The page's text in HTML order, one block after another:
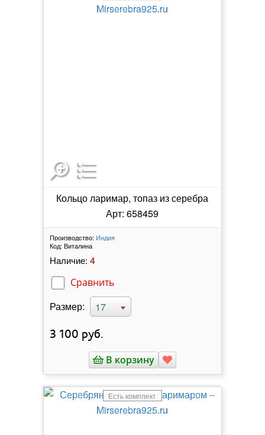
Кольцо ларимар, топаз из серебра
Арт: 658459
Производство: Индия
Код: Виталина
Наличие: 4
Сравнить
Размер: 17
3 100 руб.
В корзину
Есть комплект